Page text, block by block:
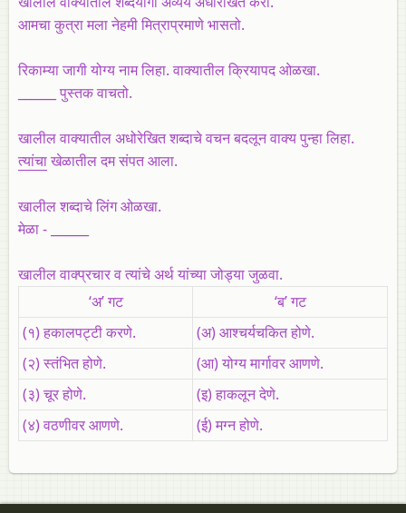
आमचा कुत्रा मला नेहमी मित्राप्रमाणे भासतो.
रिकाम्या जागी योग्य नाम लिहा. वाक्यातील क्रियापद ओळखा.
______ पुस्तक वाचतो.
खालील वाक्यातील अधोरेखित शब्दाचे वचन बदलून वाक्य पुन्हा लिहा.
त्यांचाखेळातील दम संपत आला.
खालील शब्दाचे लिंग ओळखा.
मेळा - ______
खालील वाक्प्रचार व त्यांचे अर्थ यांच्या जोड्या जुळवा.
‘अ’ गट
‘ब’ गट
(१) हकालपट्टी करणे.
(अ) आश्चर्यचकित होणे.
(२) स्तंभित होणे.
(आ) योग्य मार्गावर आणणे.
(३) चूर होणे.
(इ) हाकलून देणे.
(४) वठणीवर आणणे.
(ई) मग्न होणे.